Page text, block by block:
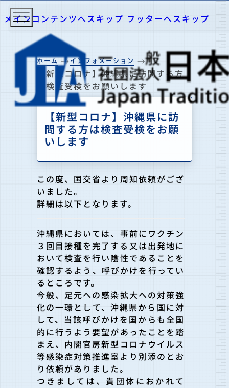
メインコンテンツへスキップ フッターへスキップ
ホーム インフォメーション
【新型コロナ】沖縄県に訪問する方
は検査受検をお願いします
【新型コロナ】沖縄県に訪
問する方は検査受検をお願
いします
この度、国交省より周知依頼がござ
いました。
詳細は以下となります。
沖縄県においては、事前にワクチン
３回目接種を完了する又は出発地に
おいて検査を行い陰性であることを
確認するよう、呼びかけを行ってい
るところです。
今般、足元への感染拡大への対策強
化の一環として、沖縄県から国に対
して、当該呼びかけを国からも全国
的に行うよう要望があったことを踏
まえ、内閣官房新型コロナウイルス
等感染症対策推進室より別添のとお
り依頼がありました。
つきましては、貴団体におかれて